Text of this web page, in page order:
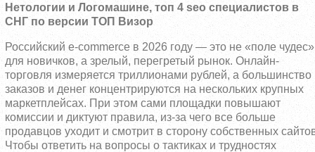
Нетологии и Логомашине, топ 4 seo специалистов в
СНГ по версии ТОП Визор
Российский e-commerce в 2026 году — это не «поле чудес»
для новичков, а зрелый, перегретый рынок. Онлайн-
торговля измеряется триллионами рублей, а большинство
заказов и денег концентрируются на нескольких крупных
маркетплейсах. При этом сами площадки повышают
комиссии и диктуют правила, из-за чего все больше
продавцов уходит и смотрит в сторону собственных
Чтобы ответить на вопросы о тактиках и трудностях